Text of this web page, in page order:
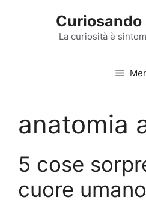
Curiosando
La curiosità è
anatomia
5 cose
cuore umano